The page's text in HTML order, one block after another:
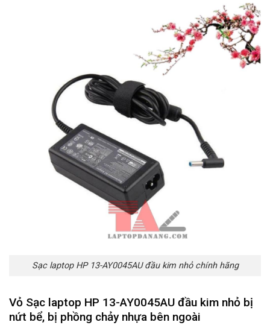
Sạc laptop HP 13-AY0045AU đầu kim nhỏ chính hãng
Vỏ Sạc laptop HP 13-AY0045AU đầu kim nhỏ bị
nứt bể, bị phồng chảy nhựa bên ngoài